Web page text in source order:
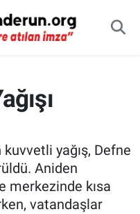
yağış, Defne
Aniden
merkezinde kısa
vatandaşlar